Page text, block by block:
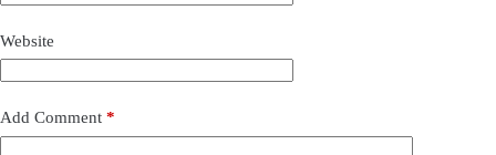
Website
Add Comment *